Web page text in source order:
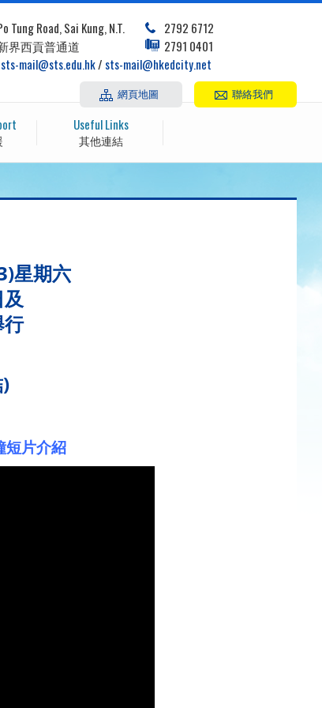
Tung Road, Sai Kung, N.T.
界西貢普通道
2792 6712
2791 0401
sts-mail@sts.edu.hk/ sts-mail@hkedcity.net
聯絡我們
網頁地圖
Useful Links
其他連結
星期六
及
短片介紹